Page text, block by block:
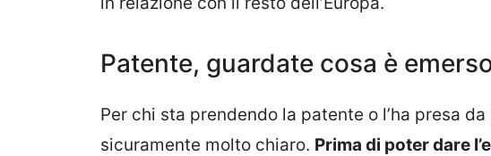
Patente, guardate cosa è
Per chi sta prendendo la patente o l’ha presa
sicuramente molto chiaro. Prima di poter dare